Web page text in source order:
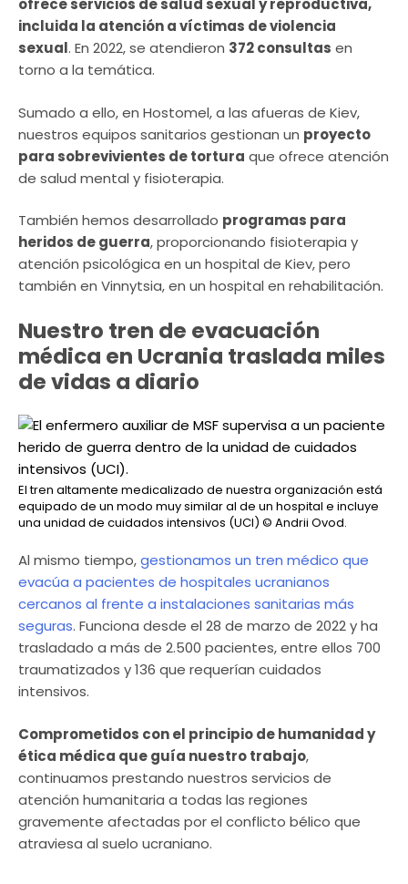
ofrece servicios de salud sexual y reproductiva,
incluida la atención a víctimas de violencia
sexual. En 2022, se atendieron 372 consultas en
torno a la temática.
Sumado a ello, en Hostomel, a las afueras de Kiev,
nuestros equipos sanitarios gestionan un proyecto
para sobrevivientes de tortura que ofrece atención
de salud mental y fisioterapia.
También hemos desarrollado programas para
heridos de guerra, proporcionando fisioterapia y
atención psicológica en un hospital de Kiev, pero
también en Vinnytsia, en un hospital en rehabilitación.
Nuestro tren de evacuación
médica en Ucrania traslada miles
de vidas a diario
El tren altamente medicalizado de nuestra organización está
equipado de un modo muy similar al de un hospital e incluye
una unidad de cuidados intensivos (UCI) © Andrii Ovod.
Al mismo tiempo,gestionamos un tren médico que
evacúa a pacientes de hospitales ucranianos
cercanos al frente a instalaciones sanitarias más
seguras. Funciona desde el 28 de marzo de 2022 y ha
trasladado a más de 2.500 pacientes, entre ellos 700
traumatizados y 136 que requerían cuidados
intensivos.
Comprometidos con el principio de humanidad y
ética médica que guía nuestro trabajo,
continuamos prestando nuestros servicios de
atención humanitaria a todas las regiones
gravemente afectadas por el conflicto bélico que
atraviesa al suelo ucraniano.